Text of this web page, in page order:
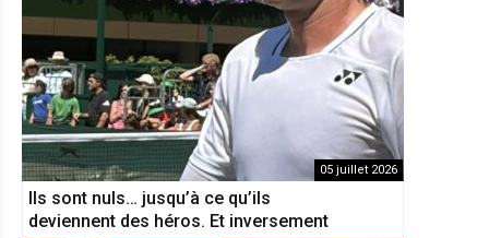
05 juillet 2026
Ils sont nuls… jusqu’à ce qu’ils
deviennent des héros. Et inversement